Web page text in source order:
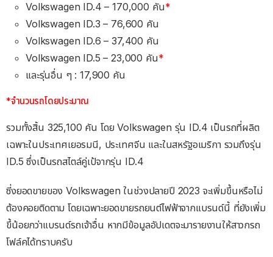
Volkswagen ID.4 – 170,000 คัน*
Volkswagen ID.3 – 76,600 คัน
Volkswagen ID.6 – 37,400 คัน
Volkswagen ID.5 – 23,000 คัน*
และรุ่นอื่น ๆ : 17,900 คัน
*จำนวนรถโดยประมาณ
รวมทั้งสิ้น 325,100 คัน โดย Volkswagen รุ่น ID.4 เป็นรถที่ผลิต
เฉพาะในประเทศเยอรมนี, ประเทศจีน และในสหรัฐอเมริกา รวมถึงรุ่น
ID.5 ซึ่งเป็นรถสไตล์คู่เป้จากรุ่น ID.4
ซี่งยอดขายของ Volkswagen ในช่วงปลายปี 2023 จะเพิ่มขึ้นหรือไม่
ต้องคอยติดตาม โดยเฉพาะยอดขายรถยนต์ไฟฟ้าจากแบรนด์นี้ ที่ยังเพิ่ม
ขึ้น้อยกว่าแบรนด์รถเจ้าอื่น หากมีข้อมูลอัปเดตจะมารายงานให้สาวกรถ
โฟล์คได้ทราบครับ